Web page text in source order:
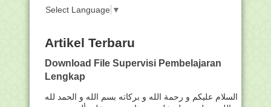
Select Language ▼
Artikel Terbaru
Download File Supervisi Pembelajaran
Lengkap
السلام عليكم و رحمة الله و بركاته بسم الله و الحمد لله